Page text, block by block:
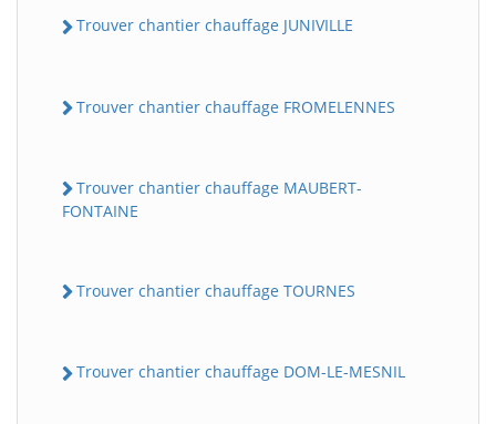
Trouver chantier chauffage JUNIVILLE
Trouver chantier chauffage FROMELENNES
Trouver chantier chauffage MAUBERT-
FONTAINE
Trouver chantier chauffage TOURNES
Trouver chantier chauffage DOM-LE-MESNIL